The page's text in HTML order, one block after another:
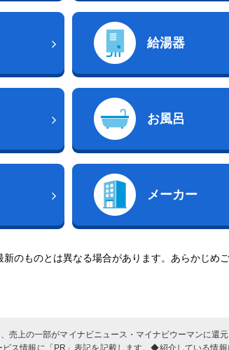
給湯器
お風呂
メーカー
のものとは異なる場合があります。あらかじめご
売上の一部がマイナビニュース・マイナビウーマンに還